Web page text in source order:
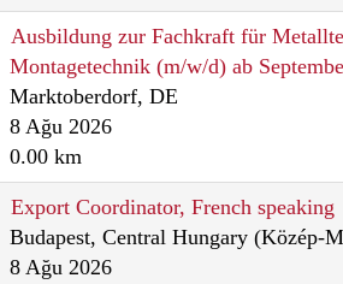
Ausbildung zur Fachkraft für
Montagetechnik (m/w/d) ab
Marktoberdorf, DE
8 Ağu 2026
0.00 km
Export Coordinator, French speaking
Budapest, Central Hungary (Közép-
8 Ağu 2026